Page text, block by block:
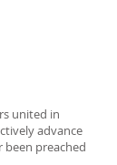
united in
advance
been preached